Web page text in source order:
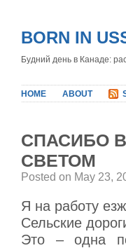
BORN IN
Будний день в Канаде:
HOME ABOUT
СПАСИБО
СВЕТОМ
Posted on May 23,
Я на работу
Сельские
Это – одна